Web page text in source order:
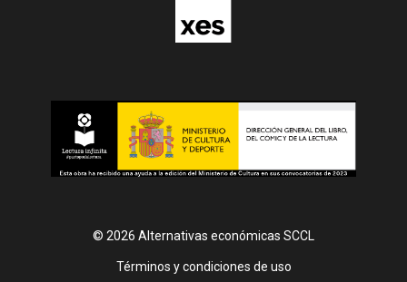
© 2026 Alternativas económicas SCCL
Footer
Términos y condiciones de uso